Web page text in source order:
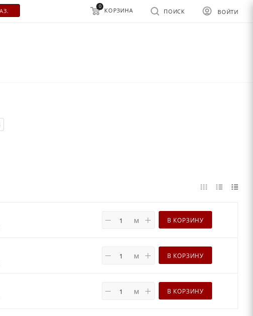
ВОЙТИ
ПОИСК
0
КОРЗИНА
м В КОРЗИНУ
м В КОРЗИНУ
м В КОРЗИНУ